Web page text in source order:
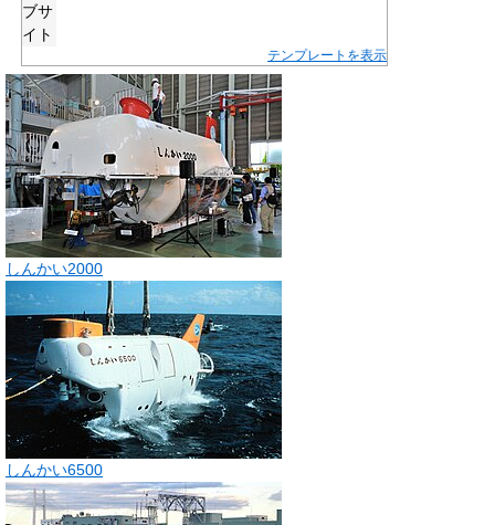
ブサ
イト
テンプレートを表示
しんかい2000
しんかい6500